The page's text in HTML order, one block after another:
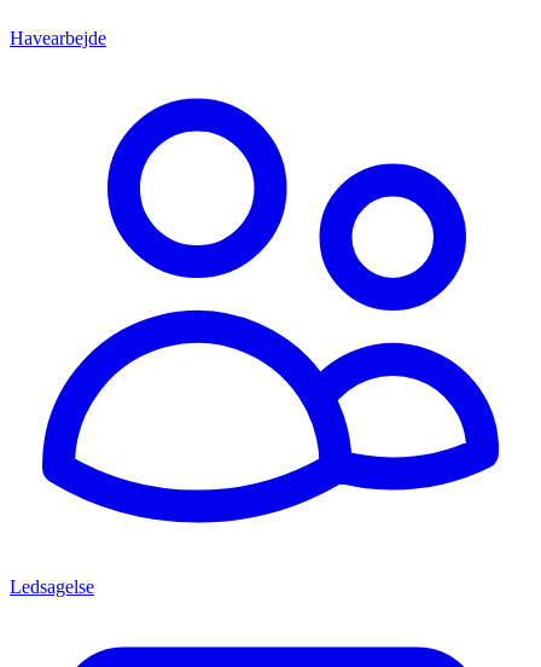
Havearbejde
Ledsagelse